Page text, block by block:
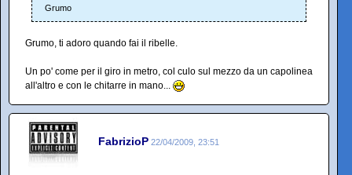
Grumo
Grumo, ti adoro quando fai il ribelle.
Un po' come per il giro in metro, col culo sul mezzo da un capolinea
all'altro e con le chitarre in mano...
FabrizioP 22/04/2009, 23:51